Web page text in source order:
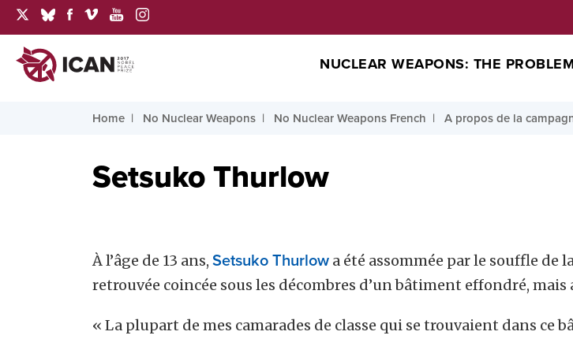
NUCLEAR WEAPONS: THE
Home No Nuclear Weapons No Nuclear Weapons French A propos de la
Setsuko Thurlow
À l’âge de 13 ans, Setsuko Thurlow a été assommée par le souffle de
retrouvée coincée sous les décombres d’un bâtiment effondré,
« La plupart de mes camarades de classe qui se trouvaient dans ce